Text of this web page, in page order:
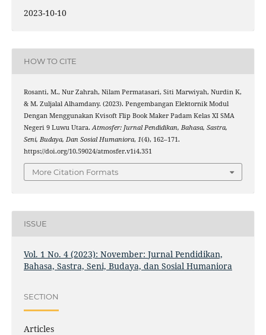
2023-10-10
HOW TO CITE
Rosanti, M., Nur Zahrah, Nilam Permatasari, Siti Marwiyah, Nurdin K,
& M. Zuljalal Alhamdany. (2023). Pengembangan Elektornik Modul
Dengan Menggunakan Kvisoft Flip Book Maker Padam Kelas XI SMA
Negeri 9 Luwu Utara.Atmosfer: Jurnal Pendidikan, Bahasa, Sastra,
Seni, Budaya, Dan Sosial Humaniora, 1(4), 162–171.
https://doi.org/10.59024/atmosfer.v1i4.351
More Citation Formats
ISSUE
Vol. 1 No. 4 (2023): November: Jurnal Pendidikan,
Bahasa, Sastra, Seni, Budaya, dan Sosial Humaniora
SECTION
Articles